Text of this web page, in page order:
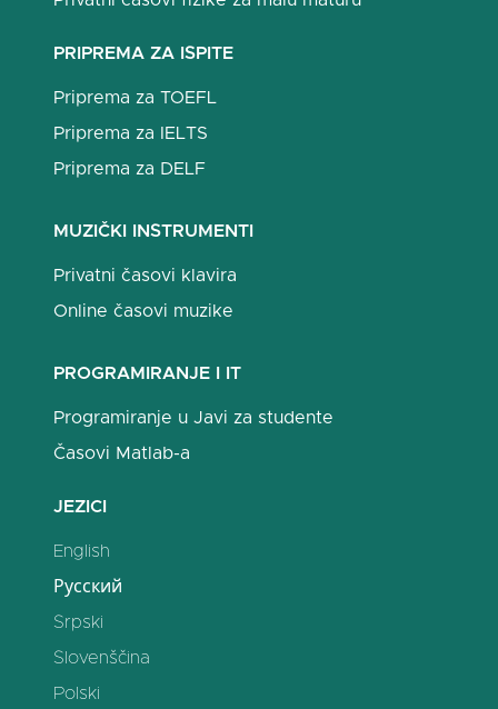
PRIPREMA ZA ISPITE
Priprema za TOEFL
Priprema za IELTS
Priprema za DELF
MUZIČKI INSTRUMENTI
Privatni časovi klavira
Online časovi muzike
PROGRAMIRANJE I IT
Programiranje u Javi za studente
Časovi Matlab-a
JEZICI
English
Русский
Srpski
Slovenščina
Polski